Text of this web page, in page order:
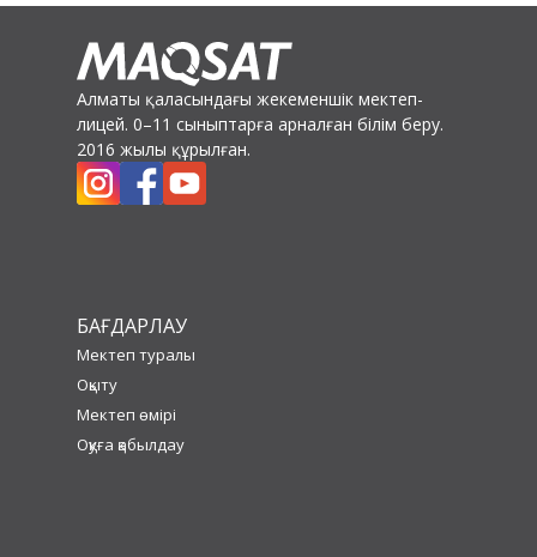
БАҒДАРЛАУ
Мектеп туралы
Оқыту
Мектеп өмірі
Оқуға қабылдау
Алматы қаласындағы жекеменшік мектеп-
лицей. 0–11 сыныптарға арналған білім беру.
2016 жылы құрылған.